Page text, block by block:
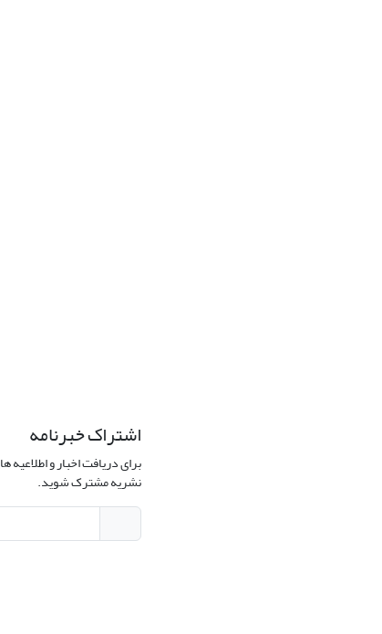
اشتراک خبرنامه
برای دریافت اخبار و
نشریه مشترک شوید.